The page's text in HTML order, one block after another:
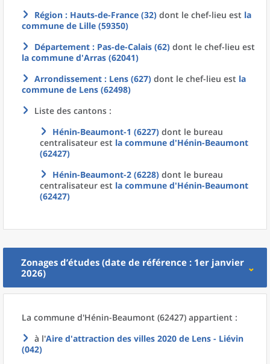
Région : Hauts-de-France (32) dont le chef-lieu est la
commune de Lille (59350)
Département : Pas-de-Calais (62) dont le chef-lieu est
la commune d'Arras (62041)
Arrondissement : Lens (627) dont le chef-lieu est la
commune de Lens (62498)
Liste des cantons :
Hénin-Beaumont-1 (6227) dont le bureau
centralisateur est la commune d'Hénin-Beaumont
(62427)
Hénin-Beaumont-2 (6228) dont le bureau
centralisateur est la commune d'Hénin-Beaumont
(62427)
Zonages d’études (date de référence : 1er janvier
2026)
La commune d'Hénin-Beaumont (62427) appartient :
à l'Aire d'attraction des villes 2020 de Lens - Liévin
(042)